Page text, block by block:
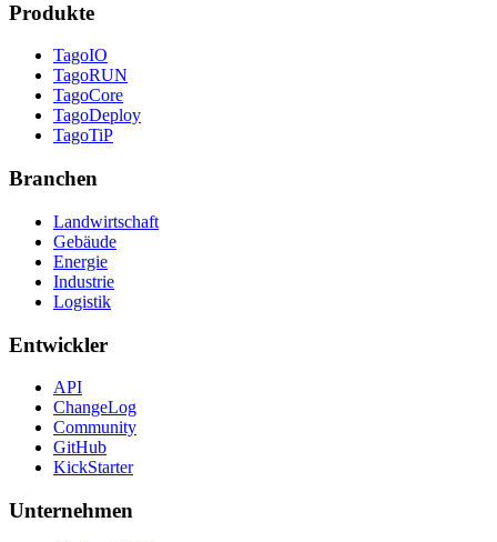
Produkte
TagoIO
TagoRUN
TagoCore
TagoDeploy
TagoTiP
Branchen
Landwirtschaft
Gebäude
Energie
Industrie
Logistik
Entwickler
API
ChangeLog
Community
GitHub
KickStarter
Unternehmen